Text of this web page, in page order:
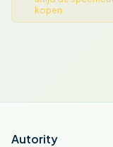
kopen.
Autority